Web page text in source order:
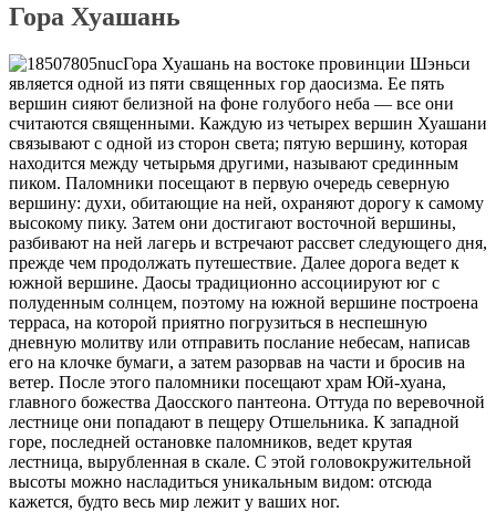
Гора Хуашань
Гора Хуашань на востоке провинции Шэньси
является одной из пяти священных гор даосизма. Ее пять
вершин сияют белизной на фоне голубого неба — все они
считаются священными. Каждую из четырех вершин Хуашани
связывают с одной из сторон света; пятую вершину, которая
находится между четырьмя другими, называют срединным
пиком. Паломники посещают в первую очередь северную
вершину: духи, обитающие на ней, охраняют дорогу к самому
высокому пику. Затем они достигают восточной вершины,
разбивают на ней лагерь и встречают рассвет следующего дня,
прежде чем продолжать путешествие. Далее дорога ведет к
южной вершине. Даосы традиционно ассоциируют юг с
полуденным солнцем, поэтому на южной вершине построена
терраса, на которой приятно погрузиться в неспешную
дневную молитву или отправить послание небесам, написав
его на клочке бумаги, а затем разорвав на части и бросив на
ветер. После этого паломники посещают храм Юй-хуана,
главного божества Даосского пантеона. Оттуда по веревочной
лестнице они попадают в пещеру Отшельника. К западной
горе, последней остановке паломников, ведет крутая
лестница, вырубленная в скале. С этой головокружительной
высоты можно насладиться уникальным видом: отсюда
кажется, будто весь мир лежит у ваших ног.